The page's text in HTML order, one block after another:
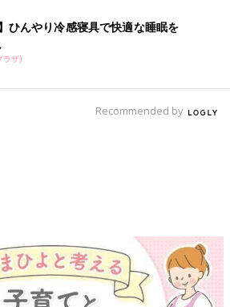
ひんやり冷感寝具で快適な睡眠を
ラザ)
Recommended by